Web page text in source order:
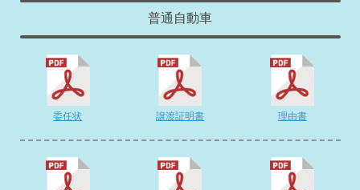
南富良野町O様 トヨタ アクア査定・買取 ご成約誠にあり
がとうございま …
2026-04-15
毎週木曜日は定休日となります。
2026-04-14
新ひだか町S様 スズキ ハスラー査定・買取 ご成約誠にあ
札幌市I様 ホンダ CR-V査定・買取 ご成約誠にありがとう
ございまし …
普通自動車
委任状 譲渡証明書 理由書